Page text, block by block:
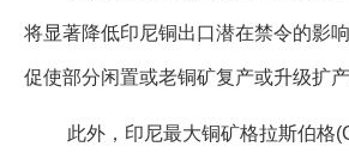
将显著降低印尼铜出口潜在禁令的影
促使部分闲置或老铜矿复产或升级扩产
此外，印尼最大铜矿格拉斯伯格